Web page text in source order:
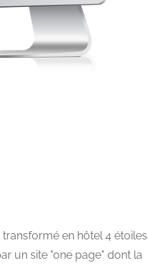
en hôtel 4 étoiles
un site "one page" dont la